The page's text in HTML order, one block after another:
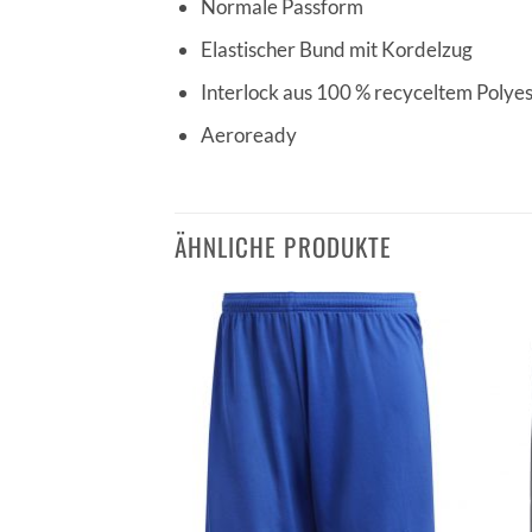
Normale Passform
Elastischer Bund mit Kordelzug
Interlock aus 100 % recyceltem
Aeroready
ÄHNLICHE PRODUKTE